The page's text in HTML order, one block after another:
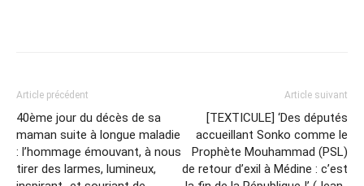
Article précédent
40ème jour du décès de sa
maman suite à longue maladie
: l’hommage émouvant, à nous
tirer des larmes, lumineux,
Article suivant
[TEXTICULE] ‘Des députés
accueillant Sonko comme le
Prophète Mouhammad (PSL)
de retour d’exil à Médine : c’est